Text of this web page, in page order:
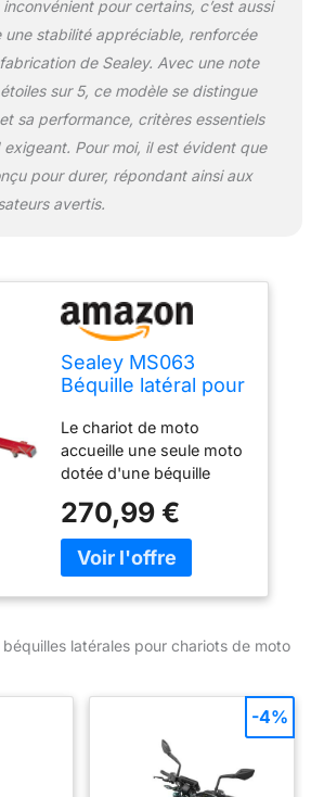
pour certains, c’est aussi
une stabilité appréciable, renforcée
de Sealey. Avec une note
sur 5, ce modèle se distingue
sa performance, critères essentiels
Pour moi, il est évident que
pour durer, répondant ainsi aux
avertis.
Sealey MS063
Béquille latéral pour
Le chariot de moto
accueille une seule moto
dotée d'une béquille
maximal ne dépasse pas
les 565 kg. Déplacer
facilement dans votre
facilite le chargement et
goupilles en acier
à l'arrière permettent de
maintenir la moto sur le
chariot lors d'un
270,99 €
béquilles latérales pour chariots de moto
-4%